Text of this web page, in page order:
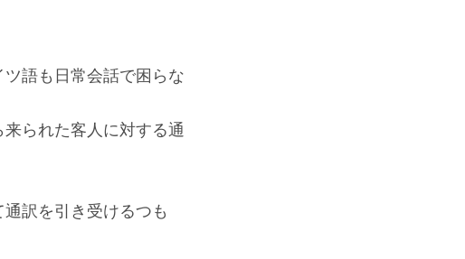
語も日常会話で困らな
られた客人に対する通
訳を引き受けるつも